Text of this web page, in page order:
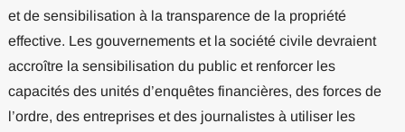
et de sensibilisation à la transparence de la propriété
effective. Les gouvernements et la société civile devraient
accroître la sensibilisation du public et renforcer les
capacités des unités d’enquêtes financières, des forces de
l’ordre, des entreprises et des journalistes à utiliser les